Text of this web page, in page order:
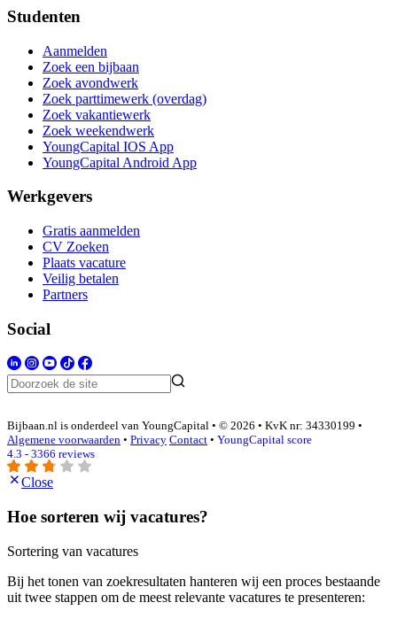
Studenten
Aanmelden
Zoek een bijbaan
Zoek avondwerk
Zoek parttimewerk (overdag)
Zoek vakantiewerk
Zoek weekendwerk
YoungCapital IOS App
YoungCapital Android App
Werkgevers
Gratis aanmelden
CV Zoeken
Plaats vacature
Veilig betalen
Partners
Social
Bijbaan.nl is onderdeel van YoungCapital • © 2026 • KvK nr: 34330199 •
Algemene voorwaarden • Privacy Contact • YoungCapital score
4.3 - 3366 reviews
Close
Hoe sorteren wij vacatures?
Sortering van vacatures
Bij het tonen van zoekresultaten hanteren wij een proces bestaande
uit twee stappen om de meest relevante vacatures te presenteren: